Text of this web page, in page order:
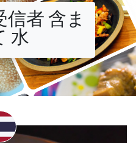
者 含ま
水